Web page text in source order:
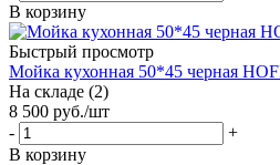
В корзину
Быстрый просмотр
Мойка кухонная 50*45 черная
На складе (2)
8 500 руб./шт
-
+
В корзину